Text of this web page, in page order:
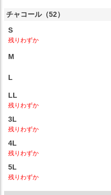
チャコール（52）
S
残りわずか
M
L
LL
残りわずか
3L
残りわずか
4L
残りわずか
5L
残りわずか